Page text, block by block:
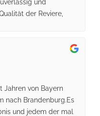
und
der Reviere,
und Leidenschaft
Uneingeschränkt
Jahren von Bayern
nach Brandenburg.Es
und jedem der mal